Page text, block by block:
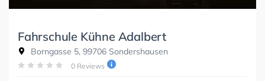
Fahrschule Kühne Adalbert
Borngasse 5, 99706 Sondershausen
0 Reviews